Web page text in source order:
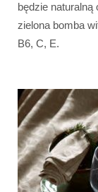
będzie naturalną
zielona bomba
B6, C, E.